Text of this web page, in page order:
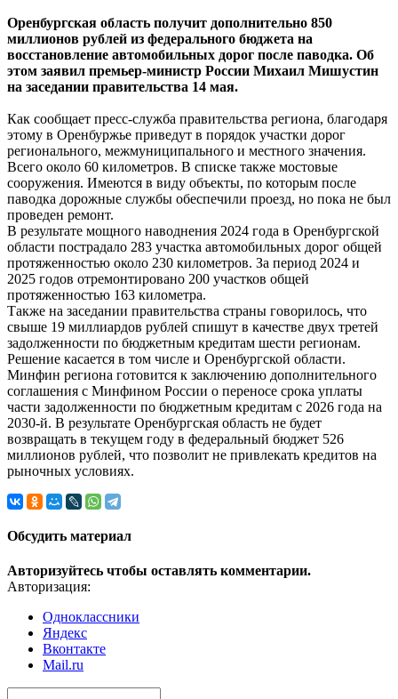
Оренбургская область получит дополнительно 850
миллионов рублей из федерального бюджета на
восстановление автомобильных дорог после паводка. Об
этом заявил премьер-министр России Михаил Мишустин
на заседании правительства 14 мая.
Как сообщает пресс-служба правительства региона, благодаря
этому в Оренбуржье приведут в порядок участки дорог
регионального, межмуниципального и местного значения.
Всего около 60 километров. В списке также мостовые
сооружения. Имеются в виду объекты, по которым после
паводка дорожные службы обеспечили проезд, но пока не был
проведен ремонт.
В результате мощного наводнения 2024 года в Оренбургской
области пострадало 283 участка автомобильных дорог общей
протяженностью около 230 километров. За период 2024 и
2025 годов отремонтировано 200 участков общей
протяженностью 163 километра.
Также на заседании правительства страны говорилось, что
свыше 19 миллиардов рублей спишут в качестве двух третей
задолженности по бюджетным кредитам шести регионам.
Решение касается в том числе и Оренбургской области.
Минфин региона готовится к заключению дополнительного
соглашения с Минфином России о переносе срока уплаты
части задолженности по бюджетным кредитам с 2026 года на
2030-й. В результате Оренбургская область не будет
возвращать в текущем году в федеральный бюджет 526
миллионов рублей, что позволит не привлекать кредитов на
рыночных условиях.
Обсудить материал
Авторизуйтесь чтобы оставлять комментарии.
Авторизация:
Одноклассники
Яндекс
Вконтакте
Mail.ru